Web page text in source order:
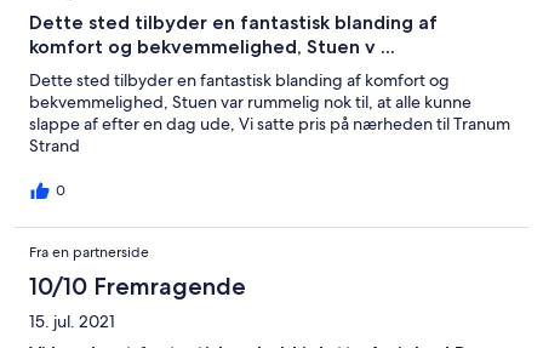
Dette sted tilbyder en fantastisk blanding af
komfort og bekvemmelighed, Stuen v ...
Dette sted tilbyder en fantastisk blanding af komfort og
bekvemmelighed, Stuen var rummelig nok til, at alle kunne
slappe af efter en dag ude, Vi satte pris på nærheden til Tranum
Strand
0
Fra en partnerside
10/10 Fremragende
15. jul. 2021